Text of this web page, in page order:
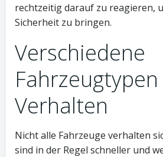
rechtzeitig darauf zu reagieren,
Sicherheit zu bringen.
Verschiedene
Verhalten
Nicht alle Fahrzeuge verhalten
sind in der Regel schneller und